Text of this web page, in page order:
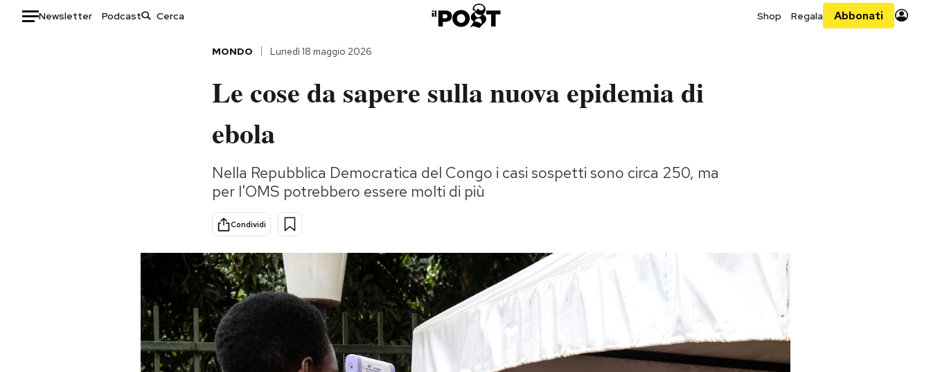
Newsletter Podcast Shop Regala Abbonati
Storie/Idee
Ok Boomer!
Altrecose
Mondiali calcio 2026
MONDO Lunedì 18 maggio 2026
Le cose da sapere sulla nuova epidemia di
ebola
Nella Repubblica Democratica del Congo i casi sospetti sono circa 250, ma
per l'OMS potrebbero essere molti di più
Condividi